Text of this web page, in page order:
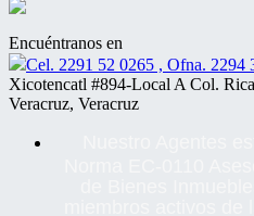
Encuéntranos en
Cel. 2291 52 0265 , Ofna. 2294
Xicotencatl #894-Local A Col.
Veracruz, Veracruz